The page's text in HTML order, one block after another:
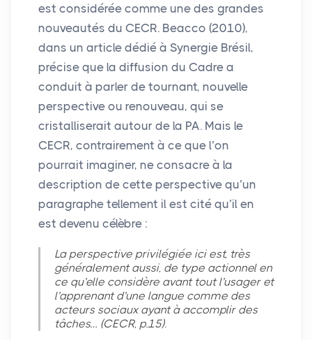
est considérée comme une des grandes
nouveautés du CECR. Beacco (2010),
dans un article dédié à Synergie Brésil,
précise que la diffusion du Cadre a
conduit à parler de tournant, nouvelle
perspective ou renouveau, qui se
cristalliserait autour de la PA. Mais le
CECR, contrairement à ce que l’on
pourrait imaginer, ne consacre à la
description de cette perspective qu’un
paragraphe tellement il est cité qu’il en
est devenu célèbre :
La perspective privilégiée ici est, très
généralement aussi, de type actionnel en
ce qu’elle considère avant tout l’usager et
l’apprenant d’une langue comme des
acteurs sociaux ayant à accomplir des
tâches… (CECR, p.15).